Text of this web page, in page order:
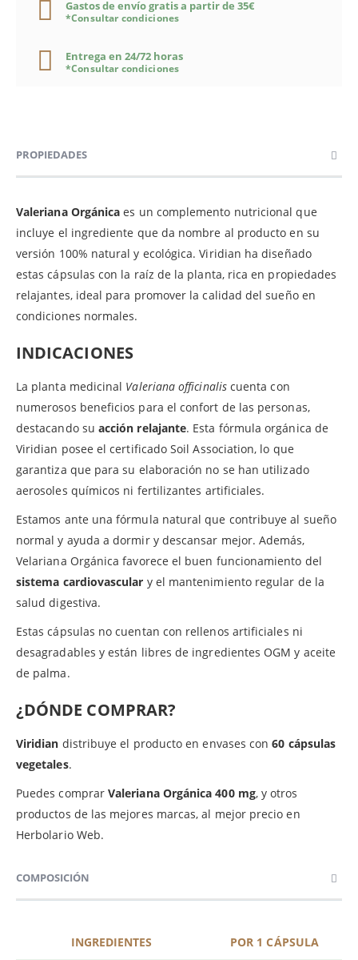
Gastos de envío gratis a partir de 35€
*Consultar condiciones
Entrega en 24/72 horas
*Consultar condiciones
PROPIEDADES
Valeriana Orgánicaes un complemento nutricional que
incluye el ingrediente que da nombre al producto en su
versión 100% natural y ecológica. Viridian ha diseñado
estas cápsulas con la raíz de la planta, rica en propiedades
relajantes, ideal para promover la calidad del sueño en
condiciones normales.
INDICACIONES
La planta medicinal Valeriana officinaliscuenta con
numerosos beneficios para el confort de las personas,
destacando su acción relajante. Esta fórmula orgánica de
Viridian posee el certificado Soil Association, lo que
garantiza que para su elaboración no se han utilizado
aerosoles químicos ni fertilizantes artificiales.
Estamos ante una fórmula natural que contribuye al sueño
normal y ayuda a dormir y descansar mejor. Además,
Velariana Orgánica favorece el buen funcionamiento del
sistema cardiovascular y el mantenimiento regular de la
salud digestiva.
Estas cápsulas no cuentan con rellenos artificiales ni
desagradables y están libres de ingredientes OGM y aceite
de palma.
¿DÓNDE COMPRAR?
Viridian distribuye el producto en envases con60 cápsulas
vegetales.
Puedes comprarValeriana Orgánica 400 mg, y otros
productos de las mejores marcas, al mejor precio en
Herbolario Web.
COMPOSICIÓN
INGREDIENTES POR 1 CÁPSULA